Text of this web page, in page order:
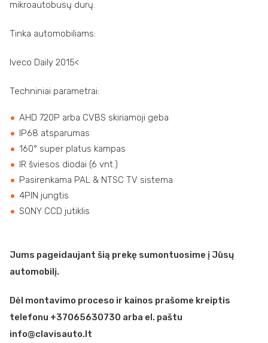
mikroautobusų durų.
Tinka automobiliams:
Iveco Daily 2015<
Techniniai parametrai:
AHD 720P arba CVBS skiriamoji geba
IP68 atsparumas
160° super platus kampas
IR šviesos diodai (6 vnt.)
Pasirenkama PAL & NTSC TV sistema
4PIN jungtis
SONY CCD jutiklis
Jums pageidaujant šią prekę sumontuosime į Jūsų
automobilį.
Dėl montavimo proceso ir kainos prašome kreiptis
telefonu +37065630730 arba el. paštu
info@clavisauto.lt